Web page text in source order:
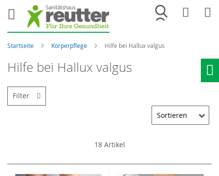
Merkliste
Startseite Körperpflege Hilfe bei Hallux valgus
Hilfe bei Hallux valgus
18Artikel
Filter